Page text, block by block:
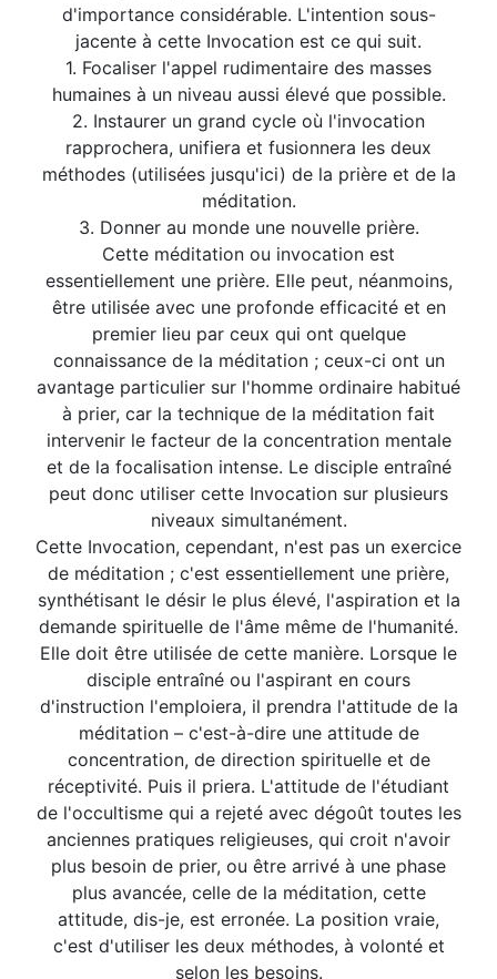
d'importance considérable. L'intention sous-
jacente à cette Invocation est ce qui suit.
1. Focaliser l'appel rudimentaire des masses
humaines à un niveau aussi élevé que possible.
2. Instaurer un grand cycle où l'invocation
rapprochera, unifiera et fusionnera les deux
méthodes (utilisées jusqu'ici) de la prière et de la
méditation.
3. Donner au monde une nouvelle prière.
Cette méditation ou invocation est
essentiellement une prière. Elle peut, néanmoins,
être utilisée avec une profonde efficacité et en
premier lieu par ceux qui ont quelque
connaissance de la méditation ; ceux-ci ont un
avantage particulier sur l'homme ordinaire habitué
à prier, car la technique de la méditation fait
intervenir le facteur de la concentration mentale
et de la focalisation intense. Le disciple entraîné
peut donc utiliser cette Invocation sur plusieurs
niveaux simultanément.
Cette Invocation, cependant, n'est pas un exercice
de méditation ; c'est essentiellement une prière,
synthétisant le désir le plus élevé, l'aspiration et la
demande spirituelle de l'âme même de l'humanité.
Elle doit être utilisée de cette manière. Lorsque le
disciple entraîné ou l'aspirant en cours
d'instruction l'emploiera, il prendra l'attitude de la
méditation – c'est-à-dire une attitude de
concentration, de direction spirituelle et de
réceptivité. Puis il priera. L'attitude de l'étudiant
de l'occultisme qui a rejeté avec dégoût toutes les
anciennes pratiques religieuses, qui croit n'avoir
plus besoin de prier, ou être arrivé à une phase
plus avancée, celle de la méditation, cette
attitude, dis-je, est erronée. La position vraie,
c'est d'utiliser les deux méthodes, à volonté et
selon les besoins.